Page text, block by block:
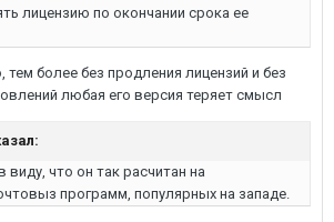
лицензию по окончании срока ее
более без продления лицензий и без
любая его версия теряет смысл
что он так расчитан на
программ, популярных на западе.